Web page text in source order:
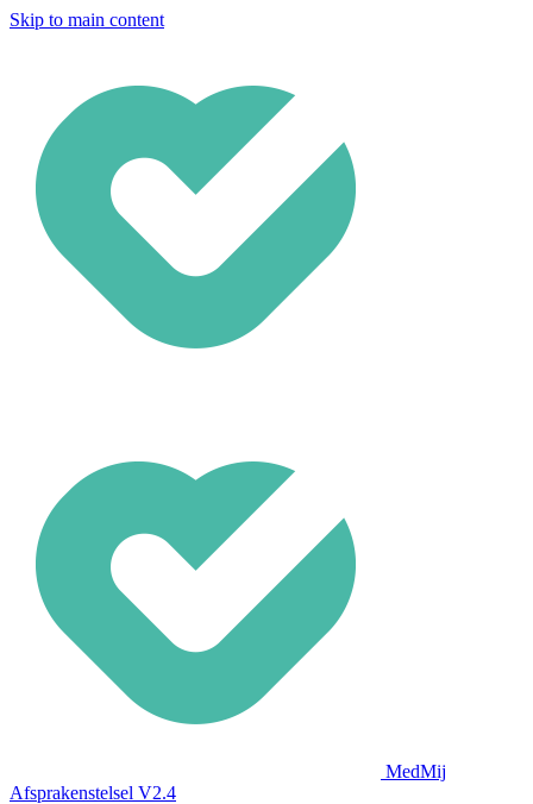
Skip to main content
MedMij
Afsprakenstelsel V2.4